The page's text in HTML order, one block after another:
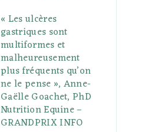
« Les ulcères
gastriques sont
multiformes et
malheureusement
plus fréquents qu’on
ne le pense », Anne-
Gaëlle Goachet, PhD
Nutrition Equine –
GRANDPRIX INFO